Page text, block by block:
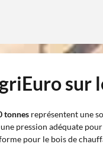
sur
tonnes représentent une
pression adéquate
pour le bois de